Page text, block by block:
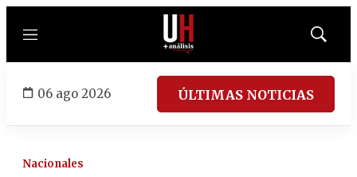
Menú
Mostrar
06 ago 2026 ÚLTIMAS NOTICIAS
Nacionales